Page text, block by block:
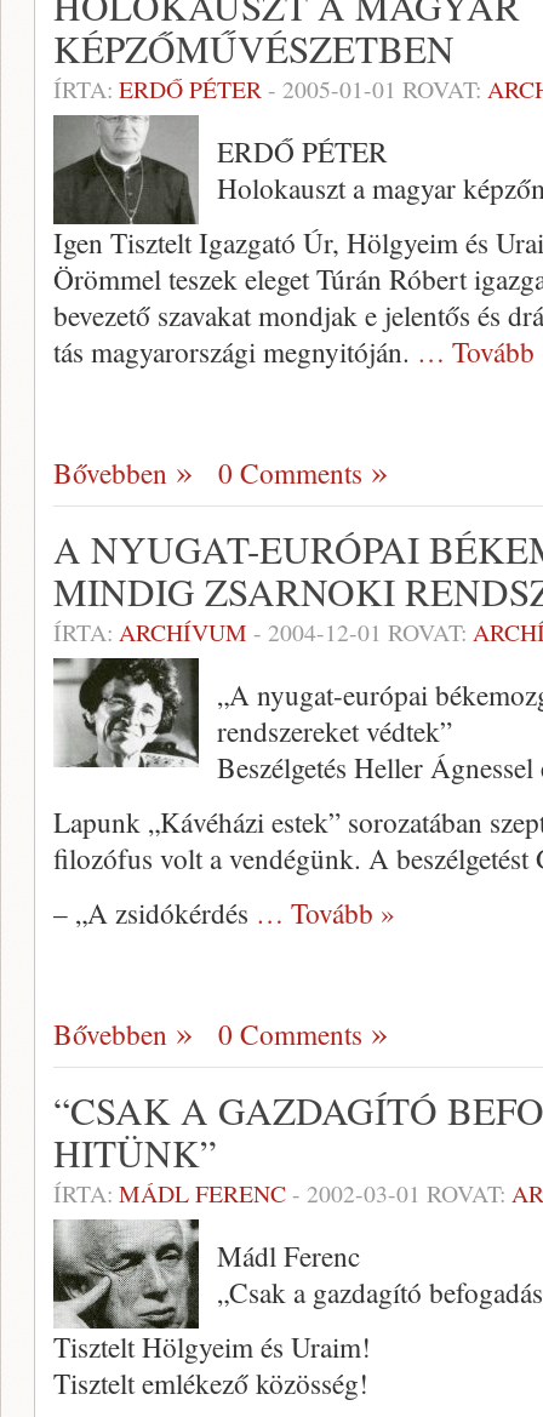
KÉPZŐMŰVÉSZETBEN
ÍRTA: ERDŐ PÉTER- 2005-01-01 ROVAT:
ERDŐ PÉTER
Holokauszt a magyar
Igen Tisztelt Igazgató Úr, Hölgyeim és
Örömmel teszek eleget Túrán Ró­bert
bevezető szavakat mondjak e jelentős és
tás magyarországi megnyitóján. … Tovább
Bővebben 0 Comments
A NYUGAT-EURÓPAI
MINDIG ZSARNOKI
ÍRTA: ARCHÍVUM - 2004-12-01 ROVAT:
„A nyugat-európai
rendszereket védtek”
Beszélgetés Heller
Lapunk „Kávéházi estek” sorozatá­ban
filozófus volt a vendégünk. A be­szélgetést
– „A zsidókérdés … Tovább »
Bővebben 0 Comments
“CSAK A GAZDAGÍTÓ
HITÜNK”
ÍRTA: MÁDL FERENC- 2002-03-01 ROVAT:
Mádl Ferenc
„Csak a gazdagító
Tisztelt Hölgyeim és Uraim!
Tisztelt emlékező közösség!